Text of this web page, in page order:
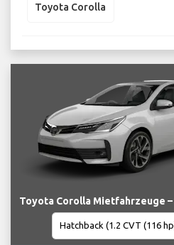
Toyota Corolla
Toyota Corolla Mietfahrzeuge